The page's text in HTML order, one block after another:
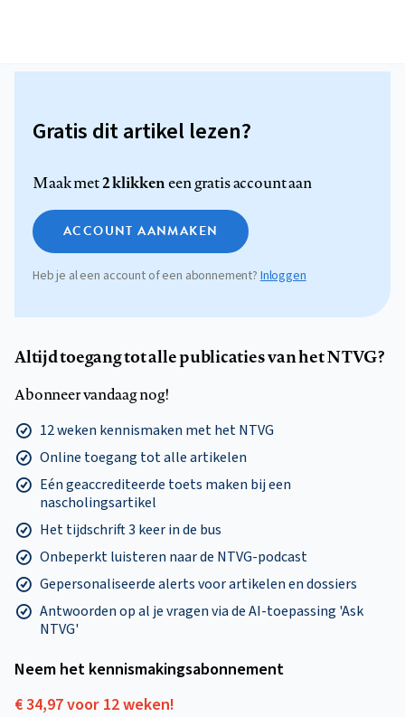
Gratis dit artikel lezen?
Maak met2 klikkeneen gratis account aan
ACCOUNT AANMAKEN
Heb je al een account of een abonnement? Inloggen
Altijd toegang tot alle publicaties van het NTVG?
Abonneer vandaag nog!
12 weken kennismaken met het NTVG
Online toegang tot alle artikelen
Eén geaccrediteerde toets maken bij een
nascholingsartikel
Het tijdschrift 3 keer in de bus
Onbeperkt luisteren naar de NTVG-podcast
Gepersonaliseerde alerts voor artikelen en dossiers
Antwoorden op al je vragen via de AI-toepassing 'Ask
NTVG'
Neem het kennismakings­abonnement
€ 34,97 voor 12 weken!